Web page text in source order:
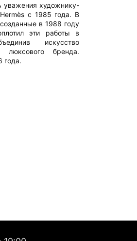
уважения художнику-
с 1985 года. В
в 1988 году
эти работы в
искусство
люксового бренда.
года.